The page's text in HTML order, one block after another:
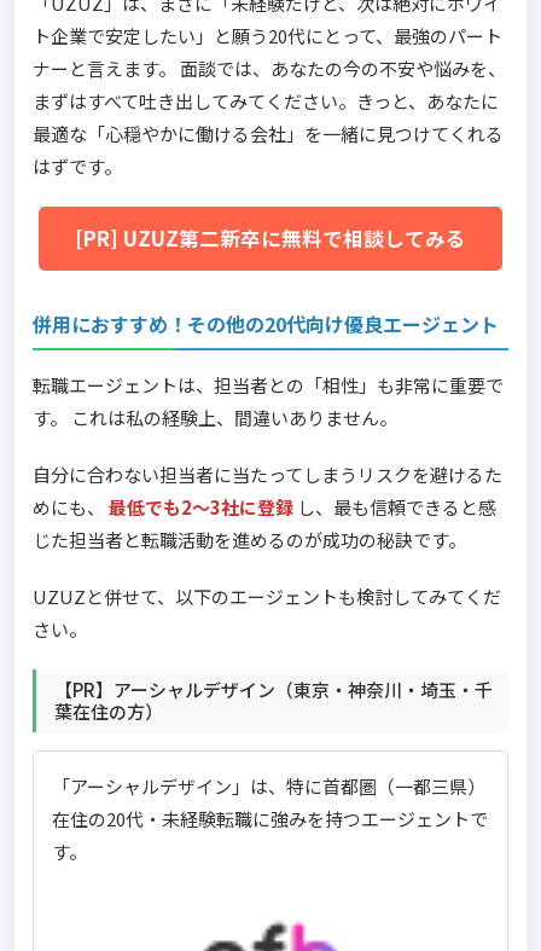
ト企業で安定したい」と願う20代にとって、最強のパート
ナーと言えます。 面談では、あなたの今の不安や悩みを、
まずはすべて吐き出してみてください。きっと、あなたに
最適な「心穏やかに働ける会社」を一緒に見つけてくれる
はずです。
[PR] UZUZ第二新卒に無料で相談してみる
併用におすすめ！その他の20代向け優良エージェント
転職エージェントは、担当者との「相性」も非常に重要で
す。 これは私の経験上、間違いありません。
自分に合わない担当者に当たってしまうリスクを避けるた
めにも、
最低でも2〜3社に登録 し、最も信頼できると感
じた担当者と転職活動を進めるのが成功の秘訣です。
UZUZと併せて、以下のエージェントも検討してみてくだ
さい。
【PR】アーシャルデザイン（東京・神奈川・埼玉・千
葉在住の方）
「アーシャルデザイン」は、特に首都圏（一都三県）
在住の20代・未経験転職に強みを持つエージェントで
す。